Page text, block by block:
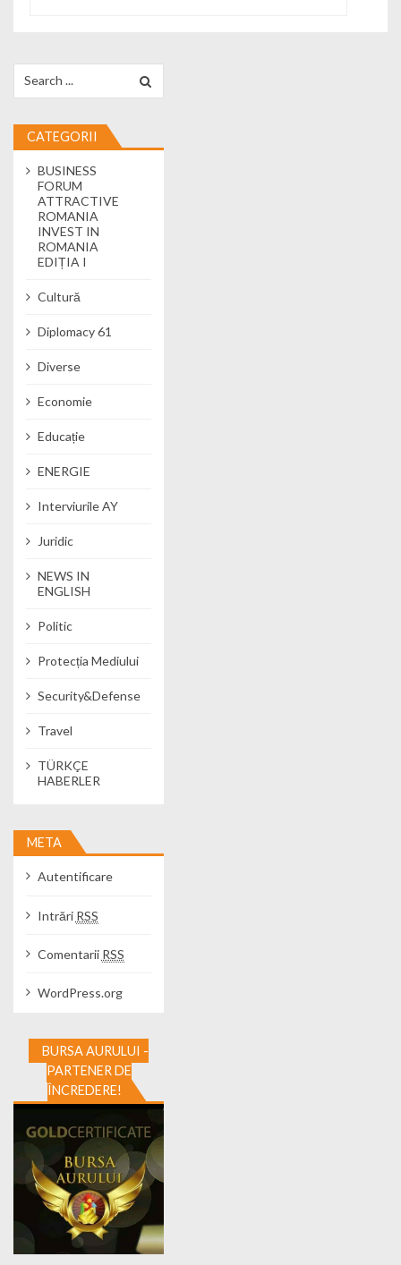
CATEGORII
BUSINESS
FORUM
ATTRACTIVE
ROMANIA
INVEST IN
ROMANIA
EDIȚIA I
Cultură
Diplomacy 61
Diverse
Economie
Educație
ENERGIE
Interviurile AY
Juridic
NEWS IN
ENGLISH
Politic
Protecția Mediului
Security&Defense
Travel
TÜRKÇE
HABERLER
META
Autentificare
Intrări RSS
Comentarii RSS
WordPress.org
BURSA AURULUI -
PARTENER DE
ÎNCREDERE!